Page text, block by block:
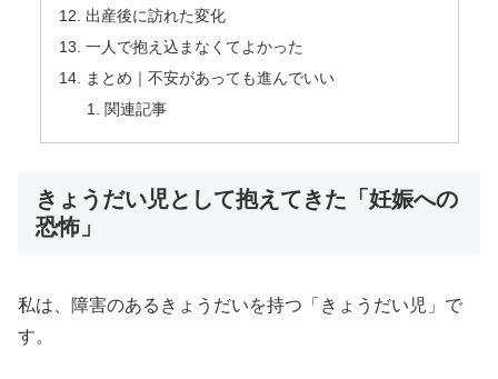
出産後に訪れた変化
一人で抱え込まなくてよかった
まとめ｜不安があっても進んでいい
関連記事
きょうだい児として抱えてきた「妊娠への
恐怖」
私は、障害のあるきょうだいを持つ「きょうだい児」で
す。